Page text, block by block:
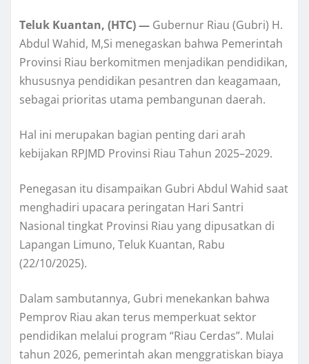
Teluk Kuantan, (HTC) — Gubernur Riau (Gubri) H.
Abdul Wahid, M,Si menegaskan bahwa Pemerintah
Provinsi Riau berkomitmen menjadikan pendidikan,
khususnya pendidikan pesantren dan keagamaan,
sebagai prioritas utama pembangunan daerah.
Hal ini merupakan bagian penting dari arah
kebijakan RPJMD Provinsi Riau Tahun 2025–2029.
Penegasan itu disampaikan Gubri Abdul Wahid saat
menghadiri upacara peringatan Hari Santri
Nasional tingkat Provinsi Riau yang dipusatkan di
Lapangan Limuno, Teluk Kuantan, Rabu
(22/10/2025).
Dalam sambutannya, Gubri menekankan bahwa
Pemprov Riau akan terus memperkuat sektor
pendidikan melalui program “Riau Cerdas”. Mulai
tahun 2026, pemerintah akan menggratiskan biaya